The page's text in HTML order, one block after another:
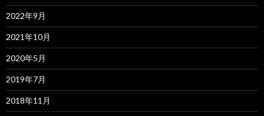
2022年9月
2021年10月
2020年5月
2019年7月
2018年11月